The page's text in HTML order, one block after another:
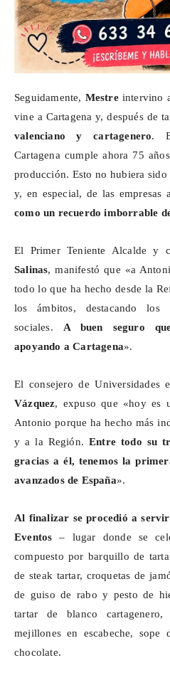
Seguidamente, Mestreintervino
vine a Cartagena y, después de
valenciano y cartagenero.
Cartagena cumple ahora 75
producción. Esto no hubiera
y, en especial, de las empresas
como un recuerdo imborrable
El Primer Teniente Alcalde y
Salinas, manifestó que «a
todo lo que ha hecho desde la
los ámbitos, destacando los
sociales. A buen seguro
apoyando a Cartagena».
El consejero de Universidades
Vázquez, expuso que «hoy es
Antonio porque ha hecho más
y a la Región.Entre todo su
gracias a él, tenemos la
avanzados de España».
Al finalizar se procedió a
Eventos – lugar donde se
compuesto por barquillo de
desteak tartar, croquetas de
de guiso de rabo y pesto de
tartar de blanco
mejillones en escabeche,
chocolate.